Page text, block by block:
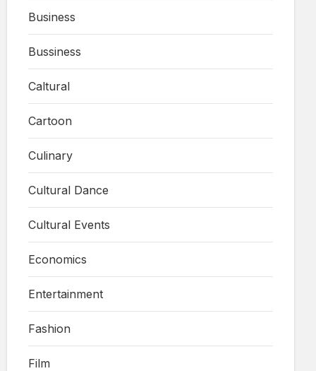
Business
Bussiness
Caltural
Cartoon
Culinary
Cultural Dance
Cultural Events
Economics
Entertainment
Fashion
Film